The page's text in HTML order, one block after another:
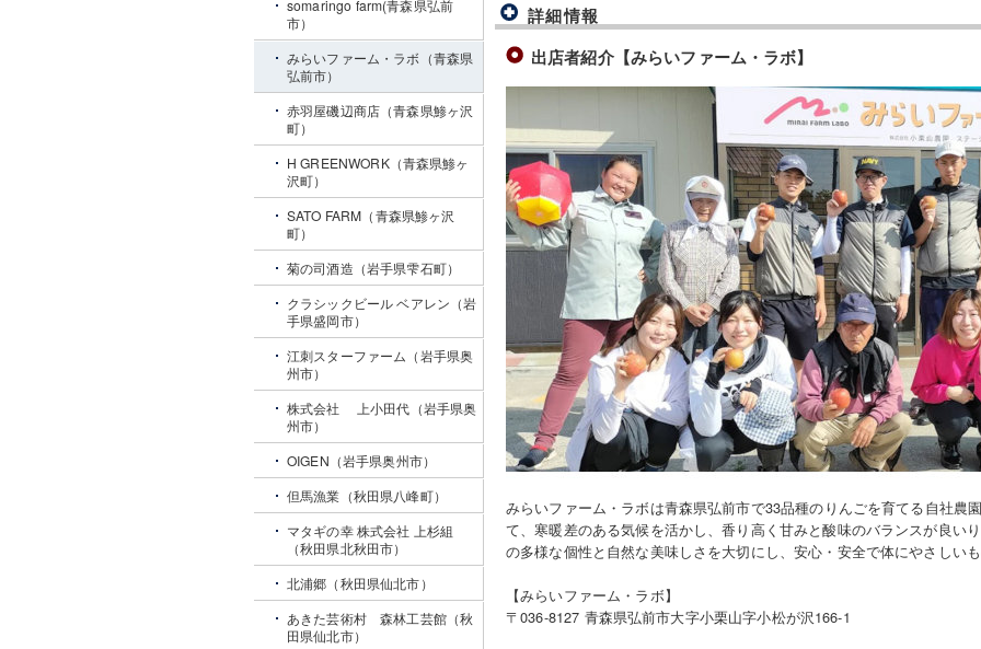
詳細情報
出店者紹介【みらいファーム・ラボ】
みらいファーム・ラボは青森県弘前市で33品種のりんごを育てる自社農
て、寒暖差のある気候を活かし、香り高く甘みと酸味のバランスが良い
の多様な個性と自然な美味しさを大切にし、安心・安全で体にやさしい
【みらいファーム・ラボ】
〒036-8127 青森県弘前市大字小栗山字小松が沢166-1
somaringo farm(青森県弘前
市）
みらいファーム・ラボ（青森県
弘前市）
赤羽屋磯辺商店（青森県鯵ヶ沢
町）
H GREENWORK（青森県鯵ヶ
沢町）
SATO FARM（青森県鯵ヶ沢
町）
菊の司酒造（岩手県雫石町）
クラシックビール ベアレン（岩
手県盛岡市）
江刺スターファーム（岩手県奥
州市）
株式会社 上小田代（岩手県奥
州市）
OIGEN（岩手県奥州市）
但馬漁業（秋田県八峰町）
マタギの幸 株式会社 上杉組
（秋田県北秋田市）
北浦郷（秋田県仙北市）
あきた芸術村 森林工芸館（秋
田県仙北市）